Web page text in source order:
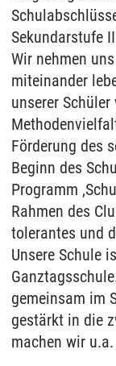
Sekundarstufe
Wir nehmen
miteinander
unserer
Förderung des
Beginn des
Programm
Rahmen des
tolerantes und
Unsere Schule
gemeinsam im
gestärkt in die
machen wir